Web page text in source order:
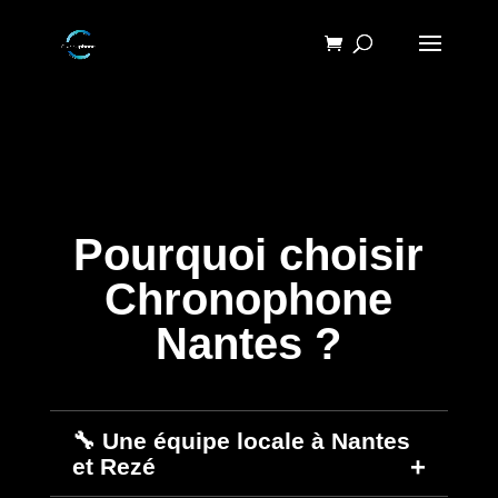
Pourquoi choisir
Chronophone
Nantes ?
🔧 Une équipe locale à Nantes
et Rezé